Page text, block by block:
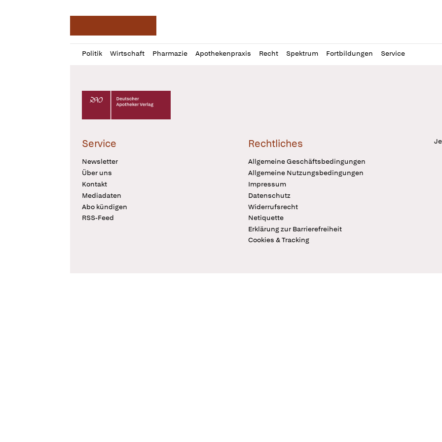
Politik Wirtschaft Pharmazie Apothekenpraxis Recht Spektrum Fortbildungen Service
Profil
öffnen
Daz
Pur
Deutscher Apotheker Verlag Logo
Service
Newsletter
Über uns
Kontakt
Mediadaten
Abo kündigen
RSS-Feed
Rechtliches
Allgemeine Geschäftsbedingungen
Allgemeine Nutzungsbedingungen
Impressum
Datenschutz
Widerrufsrecht
Netiquette
Erklärung zur Barrierefreiheit
Cookies & Tracking